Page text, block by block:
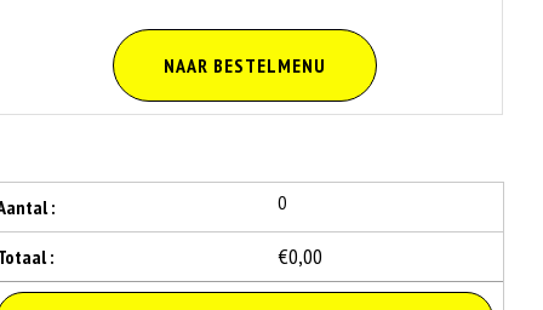
NAAR BESTELMENU
: 0
: €0,00